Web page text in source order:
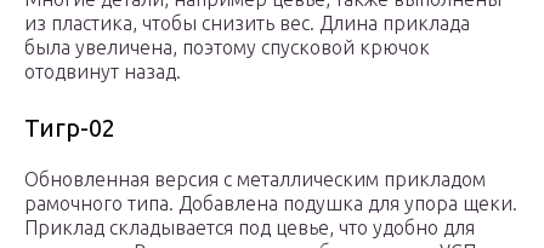
из пластика, чтобы снизить вес. Длина приклада
была увеличена, поэтому спусковой крючок
отодвинут назад.
Тигр-02
Обновленная версия с металлическим прикладом
рамочного типа. Добавлена подушка для упора щеки.
Приклад складывается под цевье, что удобно для